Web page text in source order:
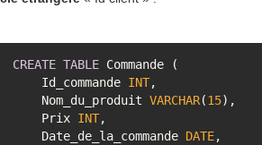
CREATE TABLE
    Id_commande
INT
    Nom_du_produit
VARCHAR(15
    Prix
INT
    Date_de_la_commande
DATE